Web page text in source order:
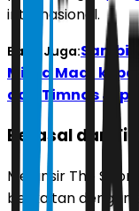
internasional.
Baca Juga:Sambil
Minta Maaf
dari Timnas
Berasal dari
Melansir The
berkaitan dengan